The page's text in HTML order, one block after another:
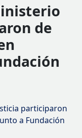
de
participaron
a Fundación